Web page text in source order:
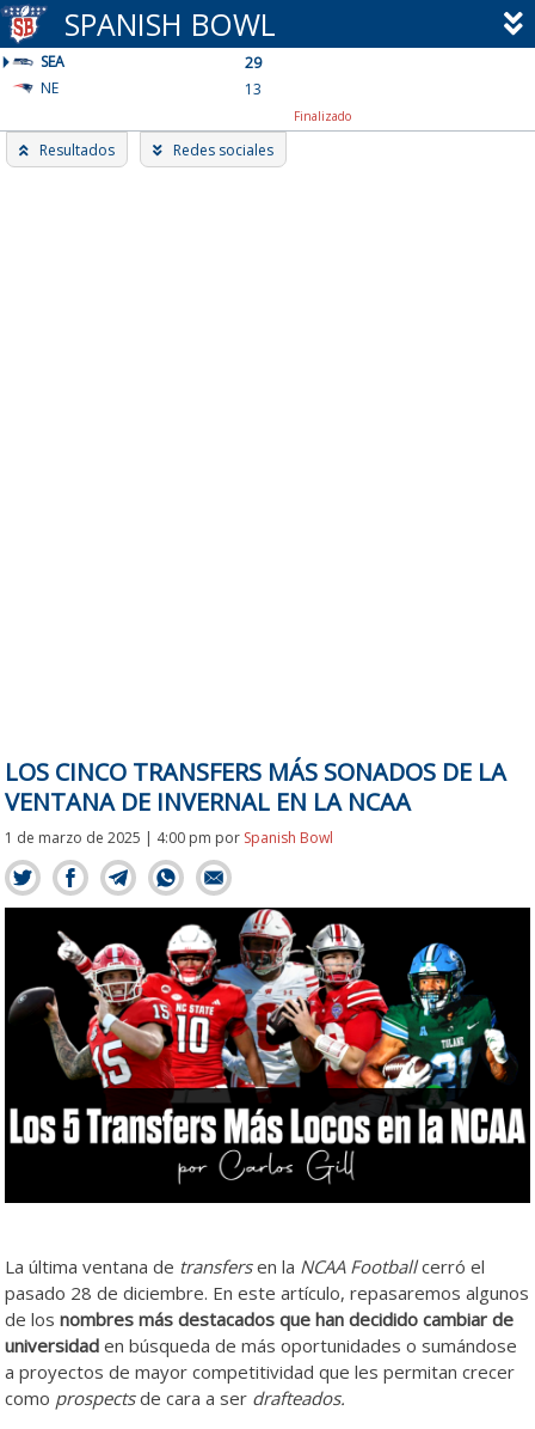
Skip
to
content
SPANISH BOWL
SEA
29
NE
13
Finalizado
Resultados Redes sociales
LOS CINCO TRANSFERS MÁS SONADOS DE LA
VENTANA DE INVERNAL EN LA NCAA
1 de marzo de 2025 | 4:00 pm por Spanish Bowl
La última ventana de transfersen la NCAA Footballcerró el
pasado 28 de diciembre. En este artículo, repasaremos algunos
de losnombres más destacados que han decidido cambiar de
universidad en búsqueda de más oportunidades o sumándose
a proyectos de mayor competitividad que les permitan crecer
como prospectsde cara a ser drafteados.